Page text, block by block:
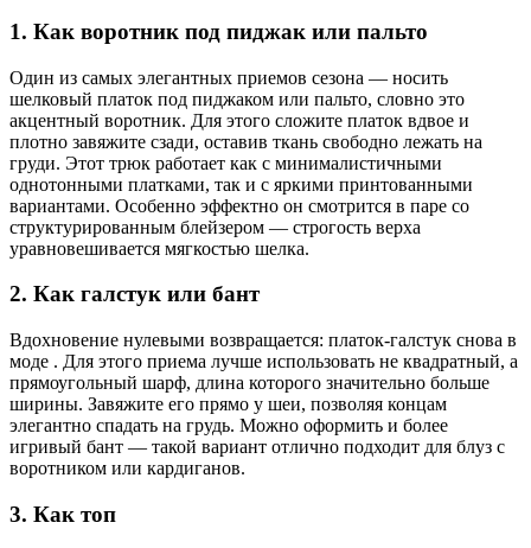
1. Как воротник под пиджак или пальто
Один из самых элегантных приемов сезона — носить
шелковый платок под пиджаком или пальто, словно это
акцентный воротник. Для этого сложите платок вдвое и
плотно завяжите сзади, оставив ткань свободно лежать на
груди. Этот трюк работает как с минималистичными
однотонными платками, так и с яркими принтованными
вариантами. Особенно эффектно он смотрится в паре со
структурированным блейзером — строгость верха
уравновешивается мягкостью шелка.
2. Как галстук или бант
Вдохновение нулевыми возвращается: платок-галстук снова в
моде . Для этого приема лучше использовать не квадратный, а
прямоугольный шарф, длина которого значительно больше
ширины. Завяжите его прямо у шеи, позволяя концам
элегантно спадать на грудь. Можно оформить и более
игривый бант — такой вариант отлично подходит для блуз с
воротником или кардиганов.
3. Как топ